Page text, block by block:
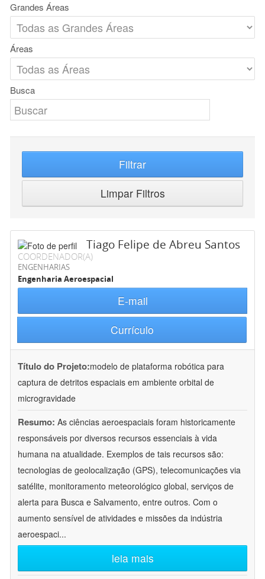
Grandes Áreas
Áreas
Busca
Filtrar
Limpar Filtros
Tiago Felipe de Abreu Santos
COORDENADOR(A)
ENGENHARIAS
Engenharia Aeroespacial
E-mail
Currículo
Título do Projeto:modelo de plataforma robótica para
captura de detritos espaciais em ambiente orbital de
microgravidade
Resumo: As ciências aeroespaciais foram historicamente
responsáveis por diversos recursos essenciais à vida
humana na atualidade. Exemplos de tais recursos são:
tecnologias de geolocalização (GPS), telecomunicações via
satélite, monitoramento meteorológico global, serviços de
alerta para Busca e Salvamento, entre outros. Com o
aumento sensível de atividades e missões da indústria
aeroespaci...
leia mais